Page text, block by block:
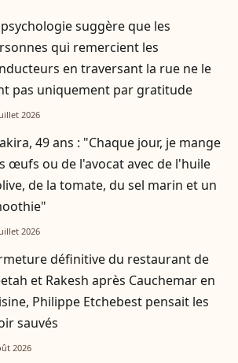
psychologie suggère que les
qui remercient les
en traversant la rue ne le
pas uniquement par gratitude
2026
49 ans : "Chaque jour, je mange
œufs ou de l'avocat avec de l'huile
de la tomate, du sel marin et un
2026
définitive du restaurant de
et Rakesh après Cauchemar en
Philippe Etchebest pensait les
sauvés
2026